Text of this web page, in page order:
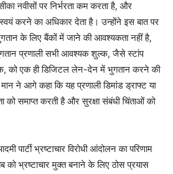
नवीसों पर निर्भरता कम करता है, और
करने का अधिकार देता है। उन्होंने इस बात पर
के लिए बैंकों में जाने की आवश्यकता नहीं है,
प्रणाली सभी आवश्यक शुल्क, जैसे स्टांप
को एक ही डिजिटल लेन-देन में भुगतान करने की
ने आगे कहा कि यह प्रणाली डिमांड ड्राफ्ट या
समाप्त करती है और सुरक्षा संबंधी चिंताओं को
पार्टी भ्रष्टाचार विरोधी आंदोलन का परिणाम
को भ्रष्टाचार मुक्त बनाने के लिए ठोस प्रयास